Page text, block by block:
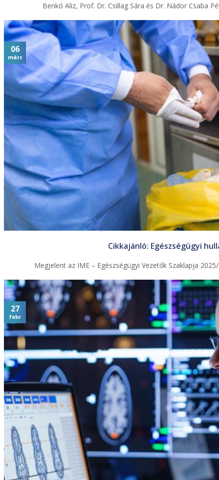
Benkó Aliz, Prof. Dr. Csillag Sára és Dr. Nádor Csaba
06
márc
Cikkajánló: Egészségügyi
Megjelent az IME – Egészségügyi Vezetők Szaklapja
27
febr